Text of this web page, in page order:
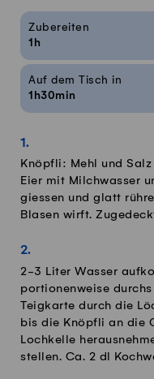
Rezeptinfos
Zubereiten
1h
Auf dem Tisch in
1h30min
Knöpfli: Mehl und
Eier mit Milchwasser
giessen und glatt
Blasen wirft.
2-3 Liter Wasser
portionenweise
Teigkarte durch die
bis die Knöpfli an die
Lochkelle
stellen. Ca. 2 dl